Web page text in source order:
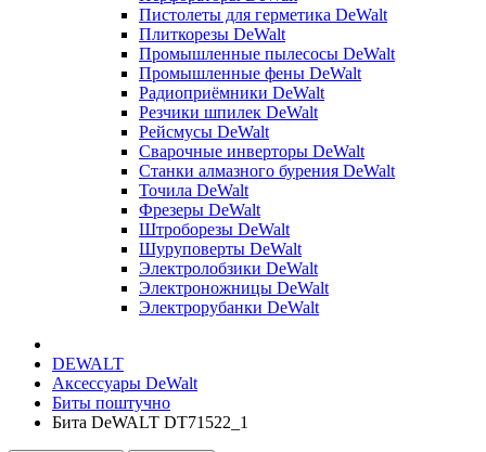
Пистолеты для герметика DeWalt
Плиткорезы DeWalt
Промышленные пылесосы DeWalt
Промышленные фены DeWalt
Радиоприёмники DeWalt
Резчики шпилек DeWalt
Рейсмусы DeWalt
Сварочные инверторы DeWalt
Станки алмазного бурения DeWalt
Точила DeWalt
Фрезеры DeWalt
Штроборезы DeWalt
Шуруповерты DeWalt
Электролобзики DeWalt
Электроножницы DeWalt
Электрорубанки DeWalt
DEWALT
Аксессуары DeWalt
Биты поштучно
Бита DeWALT DT71522_1